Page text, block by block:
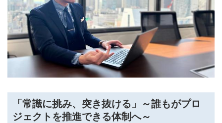
「常識に挑み、突き抜ける」～誰もがプロ
ジェクトを推進できる体制へ～